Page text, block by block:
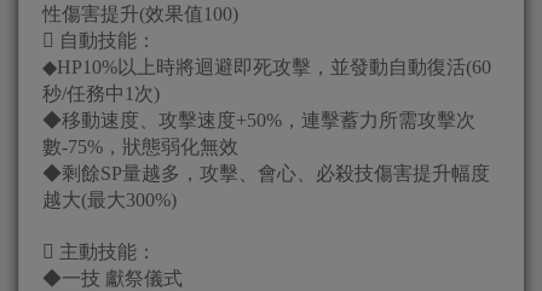
性傷害提升(效果值100)
 自動技能：
◆HP10%以上時將迴避即死攻擊，並發動自動復活(60
秒/任務中1次)
◆移動速度、攻擊速度+50%，連擊蓄力所需攻擊次
數-75%，狀態弱化無效
◆剩餘SP量越多，攻擊、會心、必殺技傷害提升幅度
越大(最大300%)
 主動技能：
◆一技 獻祭儀式